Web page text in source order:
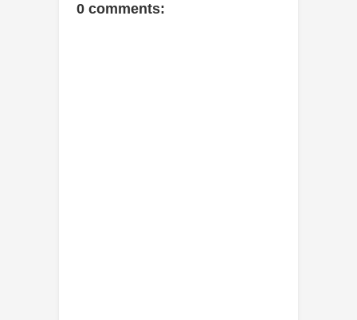
0 comments: